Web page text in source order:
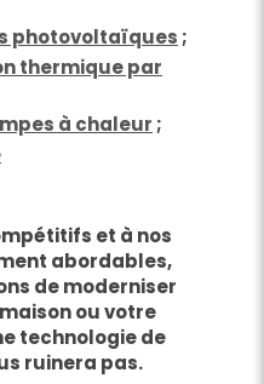
photovoltaïques ;
thermique par
à chaleur ;
et à nos
abordables,
de moderniser
ou votre
technologie de
ruinera pas.